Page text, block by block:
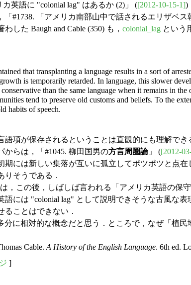
カ英語に "colonial lag" はあるか (2)」 ([2012-10-15-1])
「#1738. 「アメリカ南部山中で話されるエリザベ
した Baugh and Cable (350) も， colonial_lag という
that transplanting a language results in a sort of
is temporarily retarded. In language, this slower
than the same language when it remains in
tend to preserve old customs and beliefs. To the
habits of speech.
項が保存されるということは直観的にも理解で
からは，「#1045. 柳田国男の方言周圏論」 ([2012-
期には新しい集落が互いに孤立してポツポツと点
りそうである．
，この後，しばしば言われる「アメリカ英語の
語には "colonial lag" として説明できそうな古風な
ることはできない．
に相対的な概念だと思う．ところで，なぜ「植
Cable. A History of the English Language. 6th ed.
]